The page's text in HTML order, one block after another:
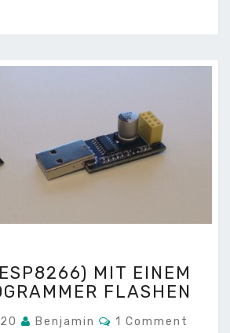
01
(ESP8266)
EINEM
MIT EINEM
FLASHEN
Benjamin Comments
1 Comment